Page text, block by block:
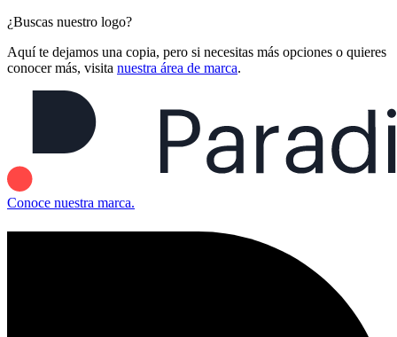
¿Buscas nuestro logo?
Aquí te dejamos una copia, pero si necesitas más opciones o quieres
conocer más, visita nuestra área de marca.
Conoce nuestra marca.